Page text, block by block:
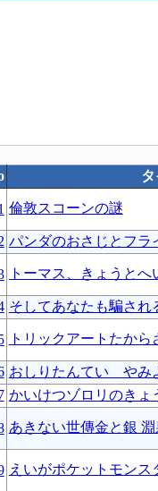
倫敦スコーンの謎
パンダのおさじとフラ
トーマス、きょうとへ
そしてあなたも騙され
トリックアートたから
おしりたんてい やみ
かいけつゾロリのきょ
あきない世傳金と銀 淵
えいがポケットモンス